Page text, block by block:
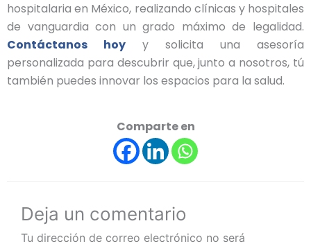
hospitalaria en México, realizando clínicas y hospitales
de vanguardia con un grado máximo de legalidad.
Contáctanos hoy y solicita una asesoría
personalizada para descubrir que, junto a nosotros, tú
también puedes innovar los espacios para la salud.
Comparte en
Deja un comentario
Tu dirección de correo electrónico no será